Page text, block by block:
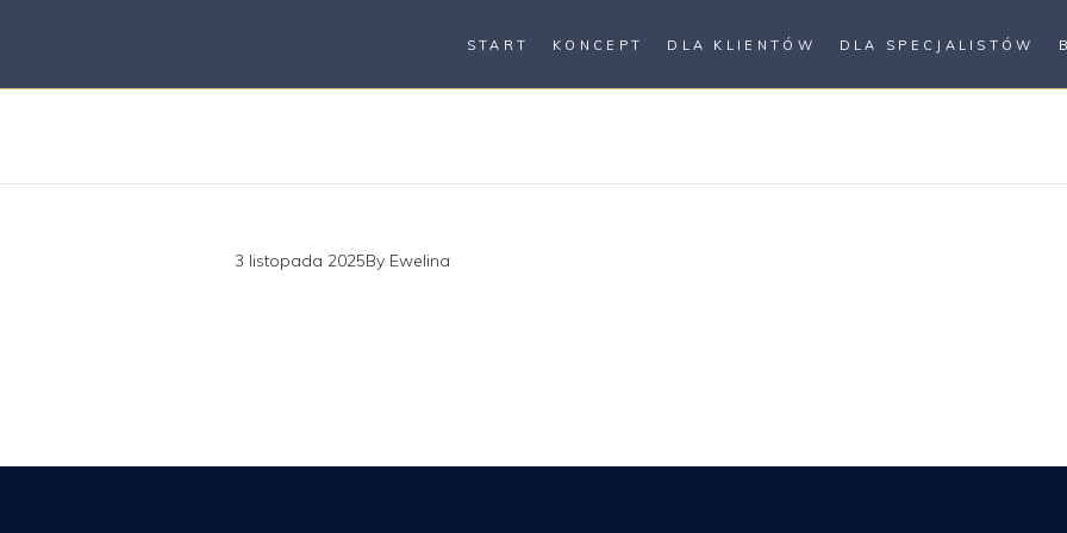
START KONCEPT DLA KLIENTÓW DLA SPECJALISTÓW
3 listopada 2025By Ewelina